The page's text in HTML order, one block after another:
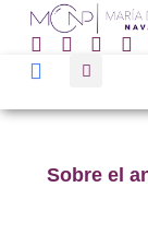
Sobre el